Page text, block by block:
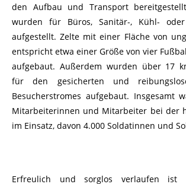
den Aufbau und Transport
wurden für Büros, Sanitär-, Kühl- oder
aufgestellt. Zelte mit einer Fläche von
entspricht etwa einer Größe von vier
aufgebaut. Außerdem wurden über 17
für den gesicherten und
Besucherstromes aufgebaut. Insgesamt
Mitarbeiterinnen und Mitarbeiter bei der
im Einsatz, davon 4.000 Soldatinnen und
Erfreulich und sorglos verlaufen